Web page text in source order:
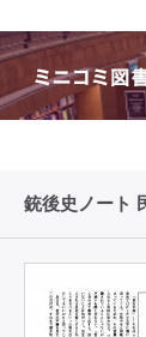
銃後史ノート